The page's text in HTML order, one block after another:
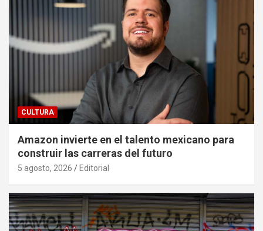
CULTURA
Amazon invierte en el talento mexicano para
construir las carreras del futuro
5 agosto, 2026 Editorial